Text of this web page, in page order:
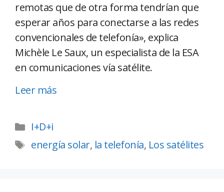
remotas que de otra forma tendrían que
esperar años para conectarse a las redes
convencionales de telefonía», explica
Michèle Le Saux, un especialista de la ESA
en comunicaciones vía satélite.
Leer más
I+D+i
energía solar, la telefonía, Los satélites